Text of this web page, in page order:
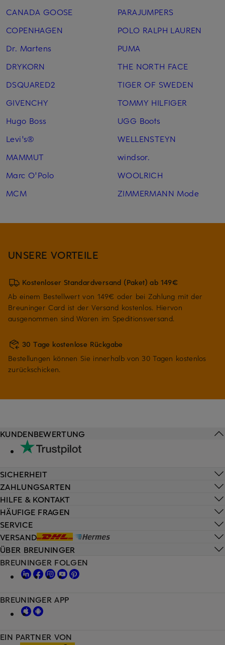
CANADA GOOSE
COPENHAGEN
Dr. Martens
DRYKORN
DSQUARED2
GIVENCHY
Hugo Boss
Levi's®
MAMMUT
Marc O'Polo
MCM
PARAJUMPERS
POLO RALPH LAUREN
PUMA
THE NORTH FACE
TIGER OF SWEDEN
TOMMY HILFIGER
UGG Boots
WELLENSTEYN
windsor.
WOOLRICH
ZIMMERMANN Mode
UNSERE VORTEILE
Kostenloser Standardversand (Paket) ab 149€
Ab einem Bestellwert von 149€ oder bei Zahlung mit der
Breuninger Card ist der Versand kostenlos. Hiervon
ausgenommen sind Waren im Speditionsversand.
30 Tage kostenlose Rückgabe
Bestellungen können Sie innerhalb von 30 Tagen kostenlos
zurückschicken.
HILFE & KONTAKT
HÄUFIGE FRAGEN
SERVICE
VERSAND
KUNDENBEWERTUNG
SICHERHEIT
ZAHLUNGSARTEN
ÜBER BREUNINGER
EIN PARTNER VON
BREUNINGER FOLGEN
BREUNINGER APP